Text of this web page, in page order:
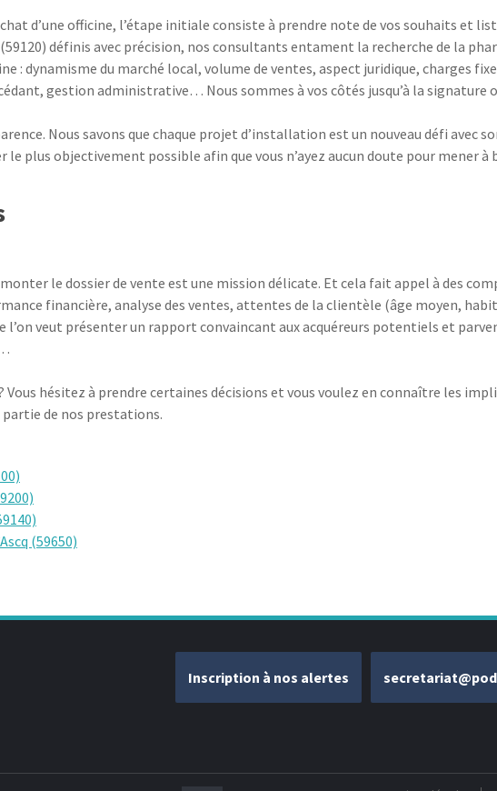
d’une officine, l’étape initiale consiste à prendre note de vos souhaits et
définis avec précision, nos consultants entament la recherche de la
: dynamisme du marché local, volume de ventes, aspect juridique, charges
gestion administrative… Nous sommes à vos côtés jusqu’à la signature
Nous savons que chaque projet d’installation est un nouveau défi avec
le plus objectivement possible afin que vous n’ayez aucun doute pour mener
le dossier de vente est une mission délicate. Et cela fait appel à des
financière, analyse des ventes, attentes de la clientèle (âge moyen,
veut présenter un rapport convaincant aux acquéreurs potentiels et
Vous hésitez à prendre certaines décisions et vous voulez en connaître les
de nos prestations.
(59650)
Inscription à nos alertes